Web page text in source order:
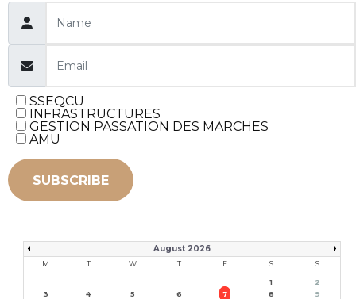
SSEQCU
INFRASTRUCTURES
GESTION PASSATION DES MARCHES
AMU
SUBSCRIBE
August 2026
M T W T F S S
1
2
3
4 5 6 7 8
9